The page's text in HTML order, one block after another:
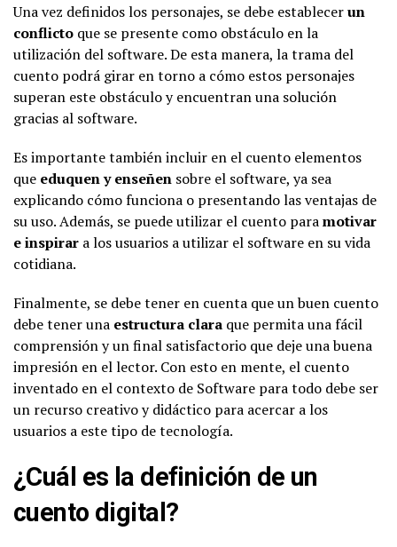
Una vez definidos los personajes, se debe establecerun
conflicto que se presente como obstáculo en la
utilización del software. De esta manera, la trama del
cuento podrá girar en torno a cómo estos personajes
superan este obstáculo y encuentran una solución
gracias al software.
Es importante también incluir en el cuento elementos
que eduquen y enseñen sobre el software, ya sea
explicando cómo funciona o presentando las ventajas de
su uso. Además, se puede utilizar el cuento paramotivar
e inspirar a los usuarios a utilizar el software en su vida
cotidiana.
Finalmente, se debe tener en cuenta que un buen cuento
debe tener una estructura clara que permita una fácil
comprensión y un final satisfactorio que deje una buena
impresión en el lector. Con esto en mente, el cuento
inventado en el contexto de Software para todo debe ser
un recurso creativo y didáctico para acercar a los
usuarios a este tipo de tecnología.
¿Cuál es la definición de un
cuento digital?